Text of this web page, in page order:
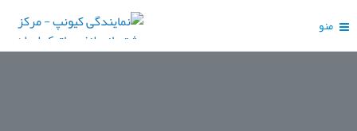
منو